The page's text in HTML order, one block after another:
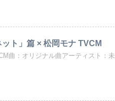
ト」篇 × 松岡モナ TVCM
曲：オリジナル曲アーティスト：未